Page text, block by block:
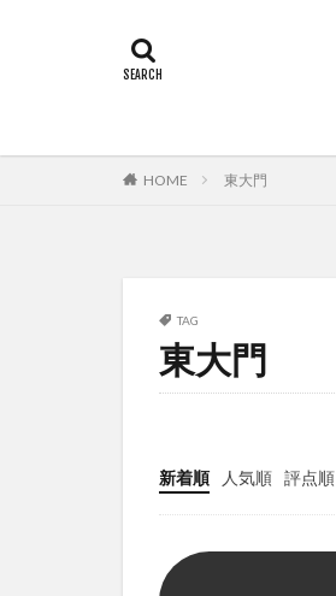
HOME 東大門
TAG
東大門
新着順 人気順 評点順